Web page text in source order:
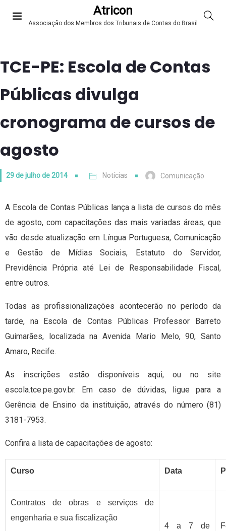
Atricon
Associação dos Membros dos Tribunais de Contas do Brasil
TCE-PE: Escola de Contas
Públicas divulga
cronograma de cursos de
agosto
29 de julho de 2014 Notícias Comunicação
A Escola de Contas Públicas lança a lista de cursos do mês
de agosto, com capacitações das mais variadas áreas, que
vão desde atualização em Língua Portuguesa, Comunicação
e Gestão de Mídias Sociais, Estatuto do Servidor,
Previdência Própria até Lei de Responsabilidade Fiscal,
entre outros.
Todas as profissionalizações acontecerão no período da
tarde, na Escola de Contas Públicas Professor Barreto
Guimarães, localizada na Avenida Mario Melo, 90, Santo
Amaro, Recife.
As inscrições estão disponíveis aqui, ou no site
escola.tce.pe.gov.br. Em caso de dúvidas, ligue para a
Gerência de Ensino da instituição, através do número (81)
3181-7953.
Confira a lista de capacitações de agosto:
Curso Data
Contratos de obras e serviços de
engenharia e sua fiscalização
4 a 7 de